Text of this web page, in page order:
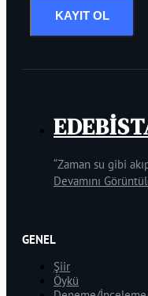
KAYIT OL
“Zaman su gibi
Devamını
GENEL
Şiir
Öykü